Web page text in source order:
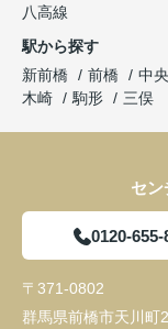
八高線
駅から探す
新前橋
前橋 中
木崎
駒形 三俣
セン
0120-655-
〒371-0802
群馬県前橋市天川町